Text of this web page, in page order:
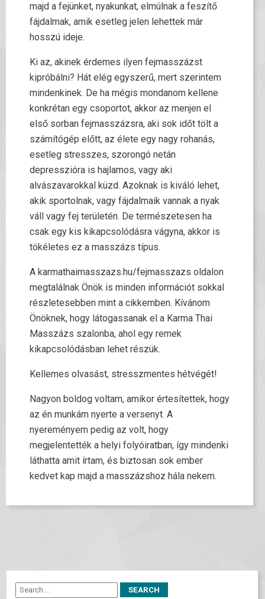
majd a fejünket, nyakunkat, elmúlnak a feszítő
fájdalmak, amik esetleg jelen lehettek már
hosszú ideje.
Ki az, akinek érdemes ilyen fejmasszázst
kipróbálni? Hát elég egyszerű, mert szerintem
mindenkinek. De ha mégis mondanom kellene
konkrétan egy csoportot, akkor az menjen el
első sorban fejmasszázsra, aki sok időt tölt a
számítógép előtt, az élete egy nagy rohanás,
esetleg stresszes, szorongó netán
depresszióra is hajlamos, vagy aki
alvászavarokkal küzd. Azoknak is kiváló lehet,
akik sportolnak, vagy fájdalmaik vannak a nyak
váll vagy fej területén. De természetesen ha
csak egy kis kikapcsolódásra vágyna, akkor is
tökéletes ez a masszázs típus.
A karmathaimasszazs.hu/fejmasszazs oldalon
megtalálnak Önök is minden információt sokkal
részletesebben mint a cikkemben. Kívánom
Önöknek, hogy látogassanak el a Karma Thai
Masszázs szalonba, ahol egy remek
kikapcsolódásban lehet részük.
Kellemes olvasást, stresszmentes hétvégét!
Nagyon boldog voltam, amikor értesítettek, hogy
az én munkám nyerte a versenyt. A
nyereményem pedig az volt, hogy
megjelentették a helyi folyóiratban, így mindenki
láthatta amit írtam, és biztosan sok ember
kedvet kap majd a masszázshoz hála nekem.